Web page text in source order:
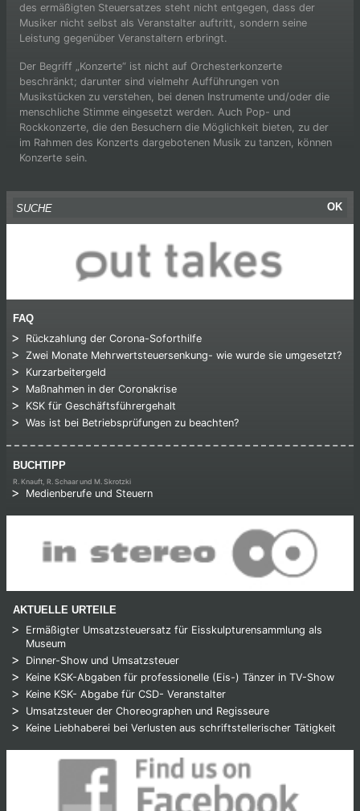
des ermäßigten Steuersatzes steht nicht entgegen, dass der
Musiker nicht selbst als Veranstalter auftritt, sondern seine
Leistung gegenüber Veranstaltern erbringt.
Der Begriff „Konzerte“ ist nicht auf Orchesterkonzerte
beschränkt; darunter sind vielmehr Aufführungen von
Musikstücken zu verstehen, bei denen Instrumente und/oder die
menschliche Stimme eingesetzt werden. Auch Pop- und
Rockkonzerte, die den Besuchern die Möglichkeit bieten, zu der
im Rahmen des Konzerts dargebotenen Musik zu tanzen, können
Konzerte sein.
Suche nach: OK
FAQ
Rückzahlung der Corona-Soforthilfe
Zwei Monate Mehrwertsteuersenkung- wie wurde sie umgesetzt?
Kurzarbeitergeld
Maßnahmen in der Coronakrise
KSK für Geschäftsführergehalt
Was ist bei Betriebsprüfungen zu beachten?
BUCHTIPP
R. Knauft, R. Schaar und M. Skrotzki
Medienberufe und Steuern
AKTUELLE URTEILE
Ermäßigter Umsatzsteuersatz für Eisskulpturensammlung als
Museum
Dinner-Show und Umsatzsteuer
Keine KSK-Abgaben für professionelle (Eis-) Tänzer in TV-Show
Keine KSK- Abgabe für CSD- Veranstalter
Umsatzsteuer der Choreographen und Regisseure
Keine Liebhaberei bei Verlusten aus schriftstellerischer Tätigkeit